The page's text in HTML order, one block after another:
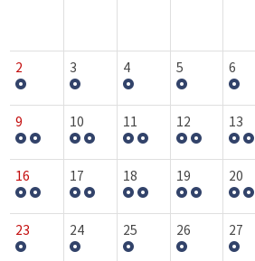
2 3 4 5 6
9 10 11 12 13
16 17 18 19 20
23 24 25 26 27